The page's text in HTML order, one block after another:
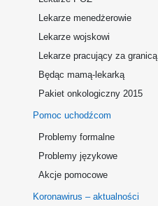
Lekarze menedżerowie
Lekarze wojskowi
Lekarze pracujący za granicą
Będąc mamą-lekarką
Pakiet onkologiczny 2015
Pomoc uchodźcom
Problemy formalne
Problemy językowe
Akcje pomocowe
Koronawirus – aktualności